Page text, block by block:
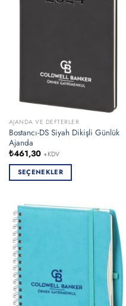
AJANDA VE DEFTERLER
Bostancı-DS Siyah Dikişli Günlük
Ajanda
₺461,30 +KDV
SEÇENEKLER
birden
fazla
varyasyonu
var.
Seçenekler
ürün
sayfasından
seçilebilir